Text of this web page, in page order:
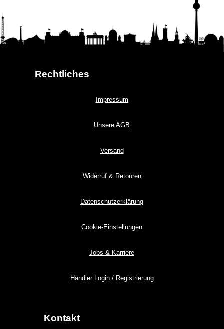
Rechtliches
Impressum
Unsere AGB
Versand
Widerruf & Retouren
Datenschutzerklärung
Cookie-Einstellungen
Jobs & Karriere
Händler Login / Registrierung
Kontakt